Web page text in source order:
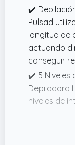
✔️
Pulsad
longitud de
actuando
conseguir
✔️ 5 Niveles
Depiladora
niveles de
completar